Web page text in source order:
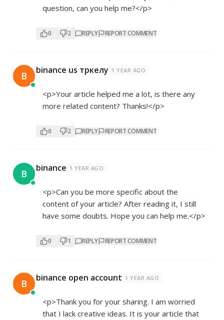
question, can you help me?</p>
0 2 REPLY REPORT COMMENT
B binance us тркелу 1 YEAR AGO
<p>Your article helped me a lot, is there any
more related content? Thanks!</p>
0 2 REPLY REPORT COMMENT
B binance 1 YEAR AGO
<p>Can you be more specific about the
content of your article? After reading it, I still
have some doubts. Hope you can help me.</p>
0 1 REPLY REPORT COMMENT
B binance open account 1 YEAR AGO
<p>Thank you for your sharing. I am worried
that I lack creative ideas. It is your article that